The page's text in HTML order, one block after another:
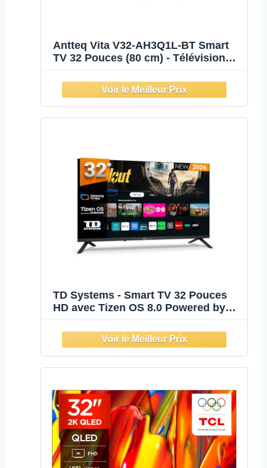
Antteq Vita V32-AH3Q1L-BT Smart
TV 32 Pouces (80 cm) - Télévision
Triple Tuner (DVB-S2/T2/C), WiFi,
Bluetooth, HDMI, Netflix, DAZN,
Partage d'écran, Store APP 2025
TD Systems - Smart TV 32 Pouces
HD avec Tizen OS 8.0 Powered by
Syntoniseur Triple, Téléviseurs 2026
| PRIME32C22TIZEN